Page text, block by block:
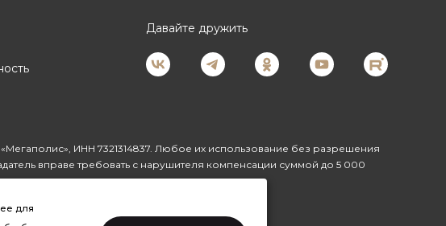
Давайте дружить
ИНН 7321314837. Любое их использование без разрешения
вправе требовать с нарушителя компенсации суммой до 5 000
для